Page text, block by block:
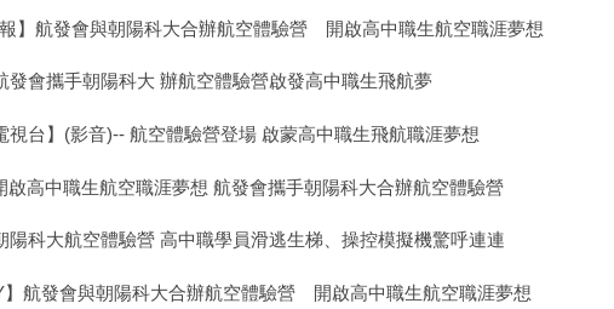
報】航發會與朝陽科大合辦航空體驗營 開啟高中職生航空職涯夢想
發會攜手朝陽科大 辦航空體驗營啟發高中職生飛航夢
視台】(影音)-- 航空體驗營登場 啟蒙高中職生飛航職涯夢想
啟高中職生航空職涯夢想 航發會攜手朝陽科大合辦航空體驗營
陽科大航空體驗營 高中職學員滑逃生梯、操控模擬機驚呼連連
】航發會與朝陽科大合辦航空體驗營 開啟高中職生航空職涯夢想